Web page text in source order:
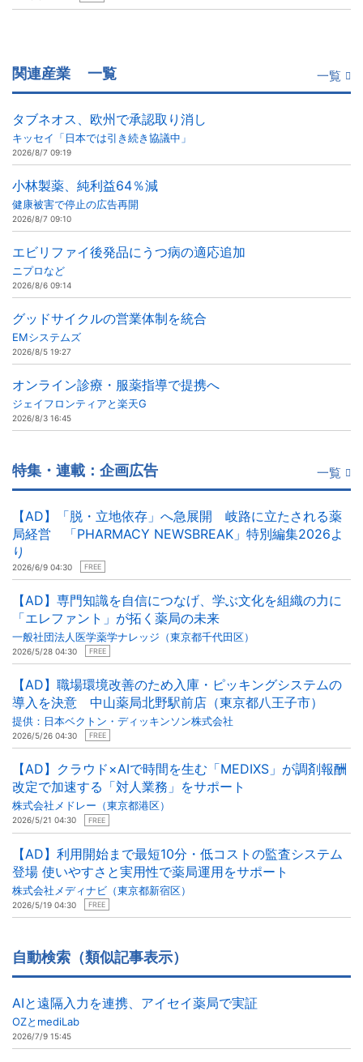
関連産業 一覧 一覧
タブネオス、欧州で承認取り消し
キッセイ「日本では引き続き協議中」
2026/8/7 09:19
小林製薬、純利益64％減
健康被害で停止の広告再開
2026/8/7 09:10
エビリファイ後発品にうつ病の適応追加
ニプロなど
2026/8/6 09:14
グッドサイクルの営業体制を統合
EMシステムズ
2026/8/5 19:27
オンライン診療・服薬指導で提携へ
ジェイフロンティアと楽天G
2026/8/3 16:45
特集・連載：企画広告 一覧
【AD】「脱・立地依存」へ急展開 岐路に立たされる薬
局経営 「PHARMACY NEWSBREAK」特別編集2026よ
り
2026/6/9 04:30 FREE
【AD】専門知識を自信につなげ、学ぶ文化を組織の力に
「エレファント」が拓く薬局の未来
一般社団法人医学薬学ナレッジ（東京都千代田区）
2026/5/28 04:30 FREE
【AD】職場環境改善のため入庫・ピッキングシステムの
導入を決意 中山薬局北野駅前店（東京都八王子市）
提供：日本ベクトン・ディッキンソン株式会社
2026/5/26 04:30 FREE
【AD】クラウド×AIで時間を生む「MEDIXS」が調剤報酬
改定で加速する「対人業務」をサポート
株式会社メドレー（東京都港区）
2026/5/21 04:30 FREE
【AD】利用開始まで最短10分・低コストの監査システム
登場 使いやすさと実用性で薬局運用をサポート
株式会社メディナビ（東京都新宿区）
2026/5/19 04:30 FREE
自動検索（類似記事表示）
AIと遠隔入力を連携、アイセイ薬局で実証
OZとmediLab
2026/7/9 15:45